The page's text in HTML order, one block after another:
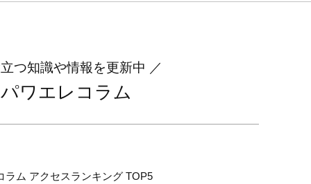
つ知識や情報を更新中
パワエレコラム
ラム アクセスランキング TOP5